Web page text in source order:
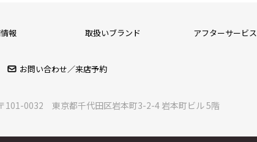
報 取扱いブランド アフターサービス
お問い合わせ／来店予約
101-0032 東京都千代田区岩本町3-2-4 岩本町ビル 5階